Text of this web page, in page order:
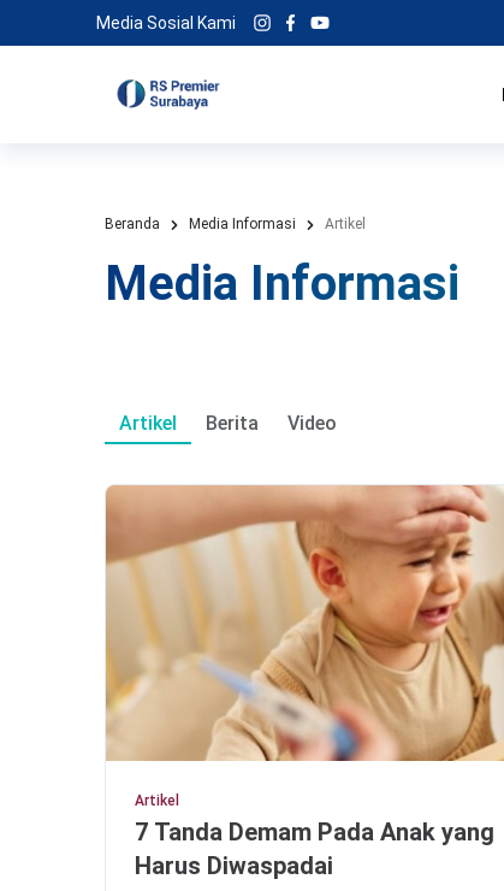
Media Sosial Kami
Beranda Media Informasi Artikel
Media Informasi
Artikel Berita Video
Artikel
7 Tanda Demam Pada Anak yang
Harus Diwaspadai